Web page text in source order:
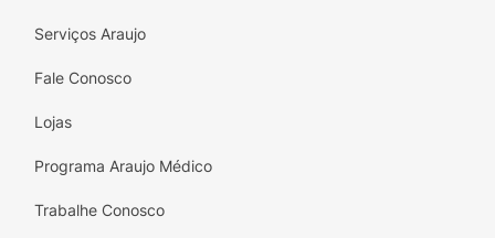
Serviços Araujo
Fale Conosco
Lojas
Programa Araujo Médico
Trabalhe Conosco